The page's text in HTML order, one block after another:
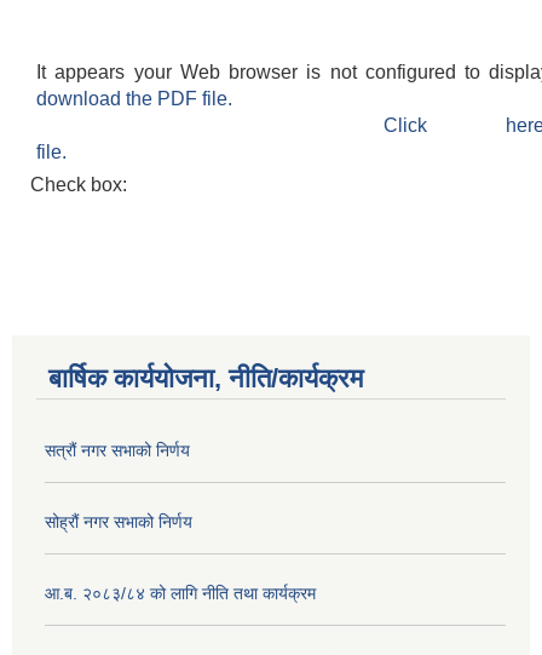
It appears your Web browser is not configured to
download the PDF file.
Click
file.
Check box:
बार्षिक कार्ययोजना, नीति/कार्यक्रम
सत्रौं नगर सभाको निर्णय
सोह्रौं नगर सभाको निर्णय
आ.ब. २०८३/८४ को लागि नीति तथा कार्यक्रम